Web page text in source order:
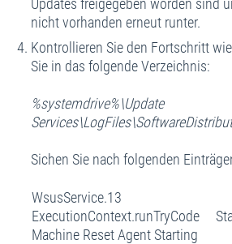
Updates freigegeben worden sind
nicht vorhanden erneut runter.
Kontrollieren Sie den Fortschritt
Sie in das folgende Verzeichnis:
%systemdrive%\Update
Sichen Sie nach folgenden
WsusService.13
ExecutionContext.runTryCode
Machine Reset Agent Starting